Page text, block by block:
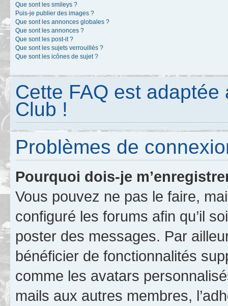
Que sont les smileys ?
Puis-je publier des images ?
Que sont les annonces globales ?
Que sont les annonces ?
Que sont les post-it ?
Que sont les sujets verrouillés ?
Que sont les icônes de sujet ?
Cette FAQ est
Club !
Problèmes de
Pourquoi dois-je
Vous pouvez ne pas le faire,
configuré les forums afin qu’il
poster des messages. Par
bénéficier de fonctionnalités
comme les avatars
mails aux autres membres,